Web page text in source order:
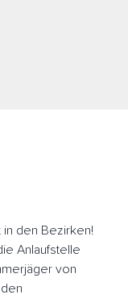
in den Bezirken!
Anlaufstelle
von